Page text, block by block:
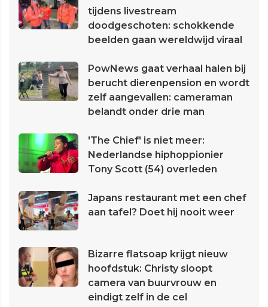
tijdens livestream
doodgeschoten: schokkende
beelden gaan wereldwijd viraal
PowNews gaat verhaal halen bij
berucht dierenpension en wordt
zelf aangevallen: cameraman
belandt onder drie man
'The Chief' is niet meer:
Nederlandse hiphoppionier
Tony Scott (54) overleden
Japans restaurant met een chef
aan tafel? Doet hij nooit weer
Bizarre flatsoap krijgt nieuw
hoofdstuk: Christy sloopt
camera van buurvrouw en
eindigt zelf in de cel